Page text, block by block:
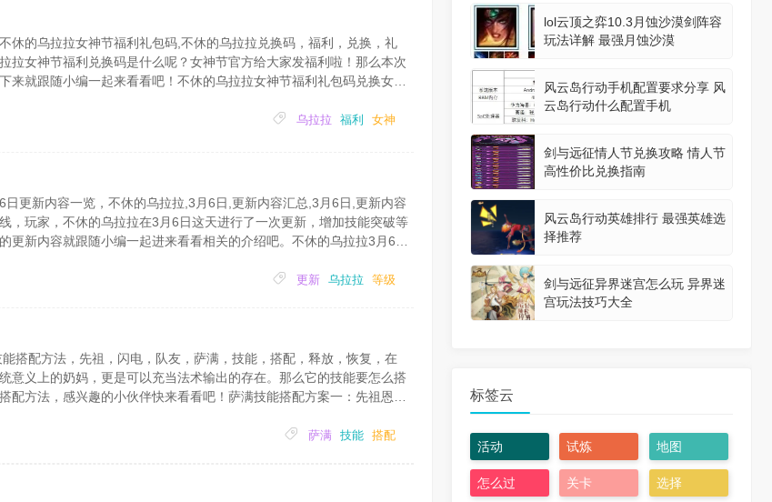
休的乌拉拉女神节福利礼包码,不休的乌拉拉兑换码，福利，兑换，礼
拉女神节福利兑换码是什么呢？女神节官方给大家发福利啦！那么本次
来就跟随小编一起来看看吧！不休的乌拉拉女神节福利礼包码兑换女神
3月10日24:0...
乌拉拉 福利 女神
更新内容一览，不休的乌拉拉,3月6日,更新内容汇总,3月6日,更新内容
，玩家，不休的乌拉拉在3月6日这天进行了一次更新，增加技能突破等
更新内容就跟随小编一起进来看看相关的介绍吧。不休的乌拉拉3月6日
级和关卡时，即可...
更新 乌拉拉 等级
搭配方法，先祖，闪电，队友，萨满，技能，搭配，释放，恢复，在
意义上的奶妈，更是可以充当法术输出的存在。那么它的技能要怎么搭
配方法，感兴趣的小伙伴快来看看吧！萨满技能搭配方案一：先祖恩
祝福：赋予生命值最低的队友先祖...
萨满 技能 搭配
lol云顶之弈10.3月蚀沙漠剑阵容
玩法详解 最强月蚀沙漠
风云岛行动手机配置要求分享 风
云岛行动什么配置手机
剑与远征情人节兑换攻略 情人节
高性价比兑换指南
风云岛行动英雄排行 最强英雄选
择推荐
剑与远征异界迷宫怎么玩 异界迷
宫玩法技巧大全
标签云
活动 试炼 地图
怎么过 关卡 选择